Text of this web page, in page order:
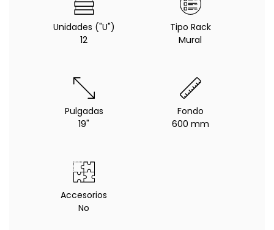
Unidades ("U")
12
Tipo Rack
Mural
Pulgadas
19"
Fondo
600 mm
Accesorios
No